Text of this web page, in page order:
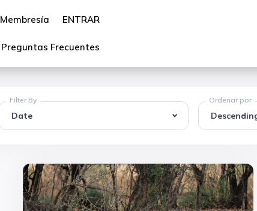
Membresía ENTRAR
Preguntas Frecuentes
Filter By Ordenar por